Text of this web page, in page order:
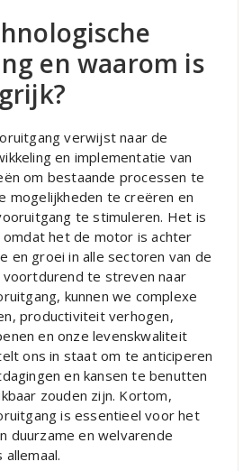
en waarom is
verwijst naar de
en implementatie van
om bestaande processen te
mogelijkheden te creëren en
te stimuleren. Het is
omdat het de motor is achter
en groei in alle sectoren van de
voortdurend te streven naar
kunnen we complexe
productiviteit verhogen,
en onze levenskwaliteit
ons in staat om te anticiperen
en kansen te benutten
zouden zijn. Kortom,
is essentieel voor het
duurzame en welvarende